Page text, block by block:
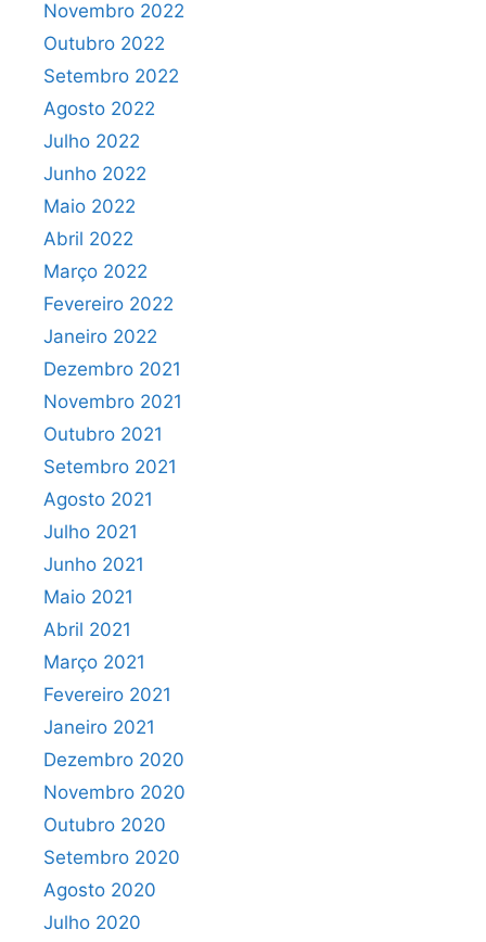
Novembro 2022
Outubro 2022
Setembro 2022
Agosto 2022
Julho 2022
Junho 2022
Maio 2022
Abril 2022
Março 2022
Fevereiro 2022
Janeiro 2022
Dezembro 2021
Novembro 2021
Outubro 2021
Setembro 2021
Agosto 2021
Julho 2021
Junho 2021
Maio 2021
Abril 2021
Março 2021
Fevereiro 2021
Janeiro 2021
Dezembro 2020
Novembro 2020
Outubro 2020
Setembro 2020
Agosto 2020
Julho 2020